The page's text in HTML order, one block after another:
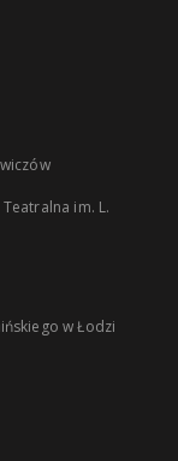
im. L.
w Łodzi